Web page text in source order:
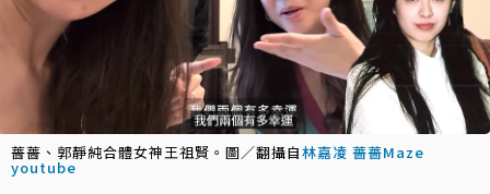
薔薔、郭靜純合體女神王祖賢。圖／翻攝自林嘉凌 薔薔Maze
youtube